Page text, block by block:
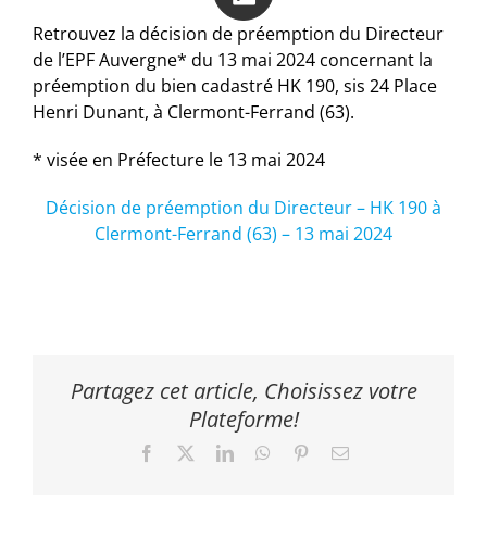
Retrouvez la décision de préemption du Directeur
de l’EPF Auvergne* du 13 mai 2024 concernant la
préemption du bien cadastré HK 190, sis 24 Place
Henri Dunant, à Clermont-Ferrand (63).
* visée en Préfecture le 13 mai 2024
Décision de préemption du Directeur – HK 190 à
Clermont-Ferrand (63) – 13 mai 2024
Partagez cet article, Choisissez votre
Plateforme!
Facebook LinkedInWhatsApp
PinterestEmail